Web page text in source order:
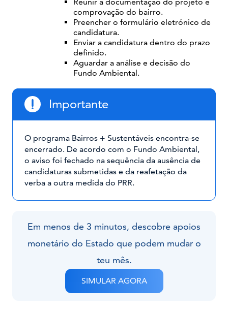
Reunir a documentação do projeto e
comprovação do bairro.
Preencher o formulário eletrónico de
candidatura.
Enviar a candidatura dentro do prazo
definido.
Aguardar a análise e decisão do
Fundo Ambiental.
Importante
O programa Bairros + Sustentáveis encontra-se
encerrado. De acordo com o Fundo Ambiental,
o aviso foi fechado na sequência da ausência de
candidaturas submetidas e da reafetação da
verba a outra medida do PRR.
Em menos de 3 minutos, descobre apoios
monetário do Estado que podem mudar o
teu mês.
SIMULAR AGORA